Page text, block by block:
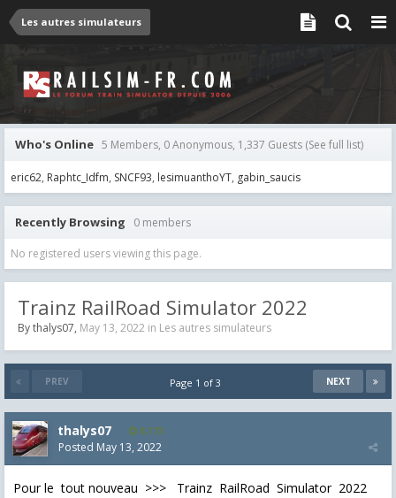
Les autres simulateurs
Who's Online 5 Members, 0 Anonymous, 1,337 Guests (See full list)
eric62 Raphtc_Idfm SNCF93 lesimuanthoYT gabin_saucis
Recently Browsing 0 members
No registered users viewing this page.
Trainz RailRoad Simulator 2022
Bythalys07, May 13, 2022 in Les autres simulateurs
PREV NEXT
Page 1 of 3
thalys07 8,173
Posted May 13, 2022
Pour le tout nouveau >>> Trainz RailRoad Simulator 2022